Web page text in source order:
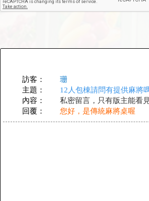
訪客：
珊
主題：
12人包棟請問有提供麻將
內容：
私密留言，只有版主能看
回覆：
您好，是傳統麻將桌喔